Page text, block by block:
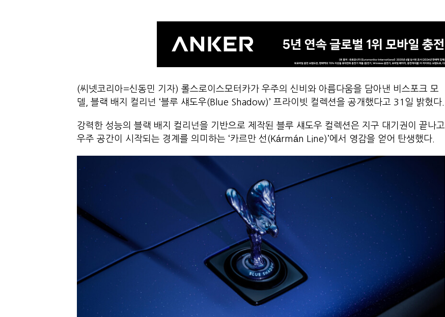
(씨넷코리아=신동민 기자) 롤스로이스모터카가 우주의 신비와 아름다움을 담아낸 비스포크 모
델, 블랙 배지 컬리넌 ‘블루 섀도우(Blue Shadow)’ 프라이빗 컬렉션을 공개했다고 31일 밝혔다.
강력한 성능의 블랙 배지 컬리넌을 기반으로 제작된 블루 섀도우 컬렉션은 지구 대기권이 끝나고
우주 공간이 시작되는 경계를 의미하는 ‘카르만 선(Kármán Line)’에서 영감을 얻어 탄생했다.